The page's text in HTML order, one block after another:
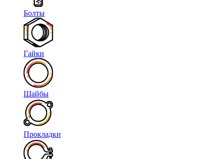
Болты
Гайки
Шайбы
Прокладки